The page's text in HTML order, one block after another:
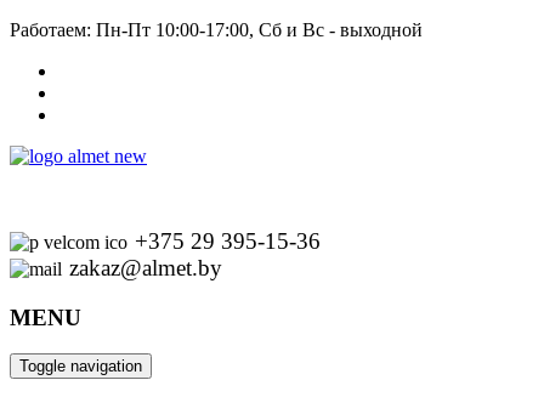
Работаем: Пн-Пт 10:00-17:00, Сб и Вс - выходной
+375 29 395-15-36
zakaz@almet.by
MENU
Toggle navigation